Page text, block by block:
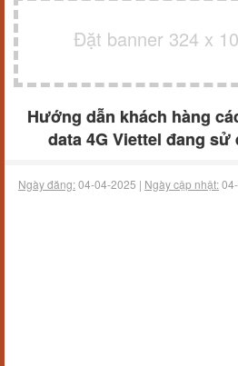
Đặt banner 324 x
Hướng dẫn khách hàng
data 4G Viettel đang
Ngày đăng:04-04-2025 | Ngày cập nhật: